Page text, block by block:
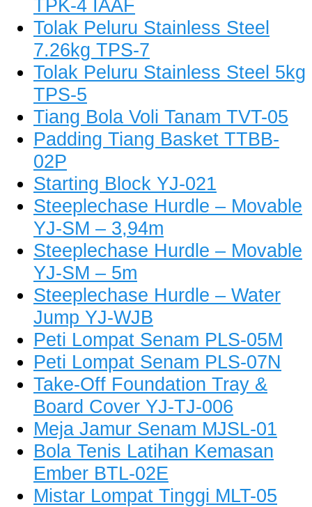
TPK-4 IAAF
Tolak Peluru Stainless Steel
7.26kg TPS-7
Tolak Peluru Stainless Steel 5kg
TPS-5
Tiang Bola Voli Tanam TVT-05
Padding Tiang Basket TTBB-
02P
Starting Block YJ-021
Steeplechase Hurdle – Movable
YJ-SM – 3,94m
Steeplechase Hurdle – Movable
YJ-SM – 5m
Steeplechase Hurdle – Water
Jump YJ-WJB
Peti Lompat Senam PLS-05M
Peti Lompat Senam PLS-07N
Take-Off Foundation Tray &
Board Cover YJ-TJ-006
Meja Jamur Senam MJSL-01
Bola Tenis Latihan Kemasan
Ember BTL-02E
Mistar Lompat Tinggi MLT-05